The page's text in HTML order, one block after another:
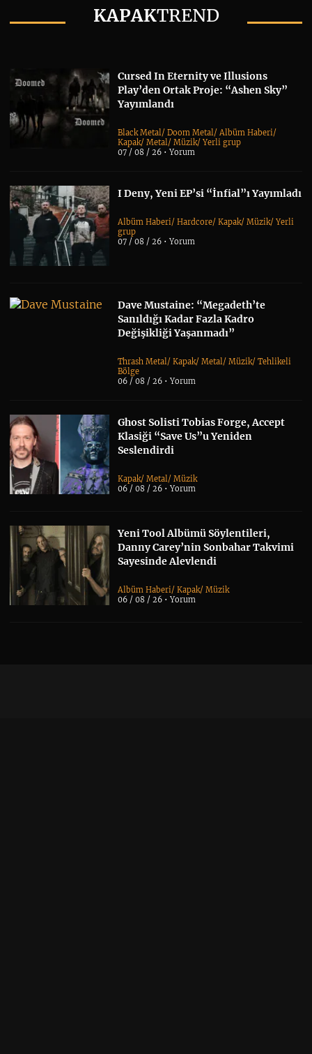
KAPAKTREND
Cursed In Eternity ve Illusions
Play’den Ortak Proje: “Ashen Sky”
Yayımlandı
Black Metal/Doom Metal/Albüm Haberi/
Kapak/Metal/Müzik/Yerli grup
07 / 08 / 26 •Yorum
I Deny, Yeni EP’si “İnfial”ı Yayımladı
Albüm Haberi/Hardcore/Kapak/Müzik/Yerli
grup
07 / 08 / 26 •Yorum
Dave Mustaine: “Megadeth’te
Sanıldığı Kadar Fazla Kadro
Değişikliği Yaşanmadı”
Thrash Metal /Kapak/Metal /Müzik/Tehlikeli
Bölge
06 / 08 / 26 •Yorum
Ghost Solisti Tobias Forge, Accept
Klasiği “Save Us”u Yeniden
Seslendirdi
Kapak/Metal /Müzik
06 / 08 / 26 •Yorum
Yeni Tool Albümü Söylentileri,
Danny Carey’nin Sonbahar Takvimi
Sayesinde Alevlendi
Albüm Haberi/Kapak/Müzik
06 / 08 / 26 •Yorum